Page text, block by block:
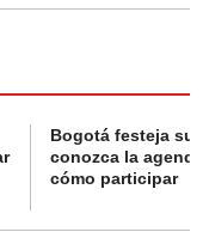
Bogotá festeja su
conozca la
cómo participar